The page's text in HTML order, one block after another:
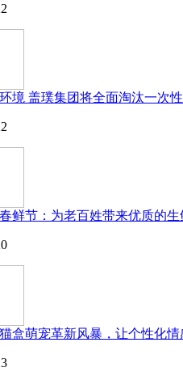
境 盖璞集团将全面淘汰一次
鲜节：为老百姓带来优质的生
盒萌宠革新风暴，让个性化情